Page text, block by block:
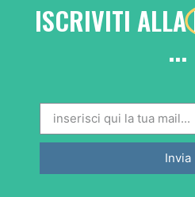
ISCRIVITI ALLA
...
Invia